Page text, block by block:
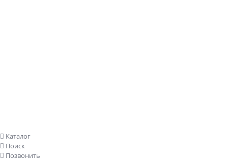
Каталог
Поиск
Позвонить